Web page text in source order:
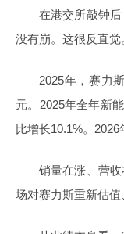
在港交所敲钟
没有崩。这很反直觉
2025年，赛力
元。2025年全年新
比增长10.1%。
销量在涨、营
场对赛力斯重新估值